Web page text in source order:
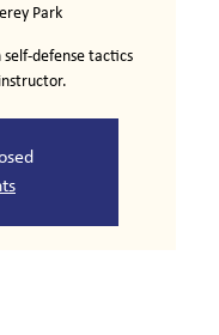
Park
defense tactics